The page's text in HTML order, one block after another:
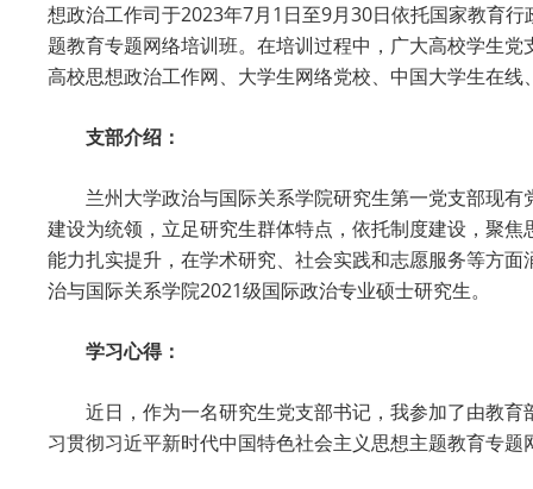
想政治工作司于2023年7月1日至9月30日依托国家教育
题教育专题网络培训班。在培训过程中，广大高校学生
高校思想政治工作网、大学生网络党校、中国大学生在
支部介绍：
兰州大学政治与国际关系学院研究生第一党支部现
建设为统领，立足研究生群体特点，依托制度建设，聚
能力扎实提升，在学术研究、社会实践和志愿服务等方
治与国际关系学院2021级国际政治专业硕士研究生。
学习心得：
近日，作为一名研究生党支部书记，我参加了由教
习贯彻习近平新时代中国特色社会主义思想主题教育专